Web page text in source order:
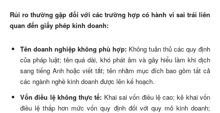
Rủi ro thường gặp đối với các trường hợp có hành vi sai trái liên
quan đến giấy phép kinh doanh:
Tên doanh nghiệp không phù hợp: Không tuân thủ các quy định
của pháp luật; tên quá dài, khó phát âm và gây hiểu lầm khi dịch
sang tiếng Anh hoặc viết tắt; tên nhằm mục đích bao gồm tất cả
các ngành nghề kinh doanh được lên kế hoạch.
Vốn điều lệ không thực tế: Khai sai vốn điều lệ cao; kê khai vốn
điều lệ thấp hơn mức vốn quy định đối với quy mô kinh doanh;